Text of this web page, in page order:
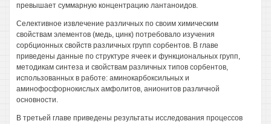
превышает суммарную концентрацию лантаноидов.
Селективное извлечение различных по своим химическим
свойствам элементов (медь, цинк) потребовало изучения
сорбционных свойств различных групп сорбентов. В главе
приведены данные по структуре ячеек и функциональных групп,
методикам синтеза и свойствам различных типов сорбентов,
использованных в работе: аминокарбоксильных и
аминофосфорнокислых амфолитов, анионитов различной
основности.
В третьей главе приведены результаты исследования процессов